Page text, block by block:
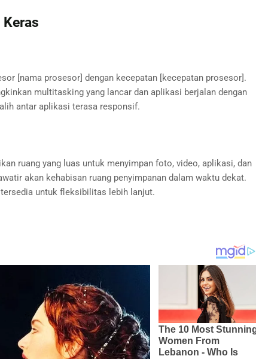
[nama prosesor] dengan kecepatan [kecepatan prosesor].
multitasking yang lancar dan aplikasi berjalan dengan
antar aplikasi terasa responsif.
ruang yang luas untuk menyimpan foto, video, aplikasi, dan
akan kehabisan ruang penyimpanan dalam waktu dekat.
untuk fleksibilitas lebih lanjut.